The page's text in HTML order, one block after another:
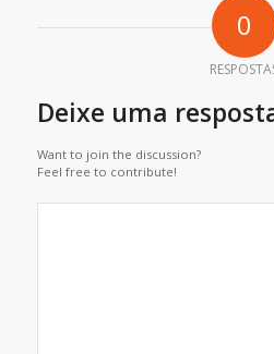
0
Deixe uma
Want to join the discussion?
Feel free to contribute!